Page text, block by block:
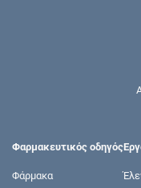
Φαρμακευτικός οδηγός
Φάρμακα